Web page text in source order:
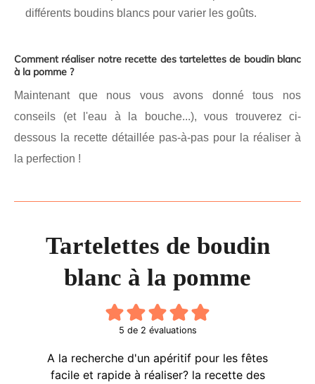
différents boudins blancs pour varier les goûts.
Comment réaliser notre recette des tartelettes de boudin blanc
à la pomme ?
Maintenant que nous vous avons donné tous nos
conseils (et l'eau à la bouche...), vous trouverez ci-
dessous la recette détaillée pas-à-pas pour la réaliser à
la perfection !
Tartelettes de boudin
blanc à la pomme
5 de 2 évaluations
A la recherche d'un apéritif pour les fêtes
facile et rapide à réaliser? la recette des